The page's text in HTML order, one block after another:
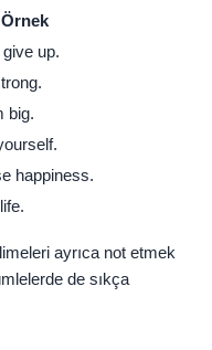
Örnek
up.
big.
happiness.
ayrıca not etmek
de sıkça